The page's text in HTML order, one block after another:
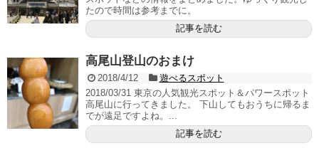
たので時間は参考までに。
記事を読む
高尾山登山のおまけ
2018/4/12
遊べるスポット
2018/03/31 東京の人気観光スポット＆パワースポット
高尾山に行ってきました。 下山してもおうちに帰るま
でが遠足ですよね。...
記事を読む